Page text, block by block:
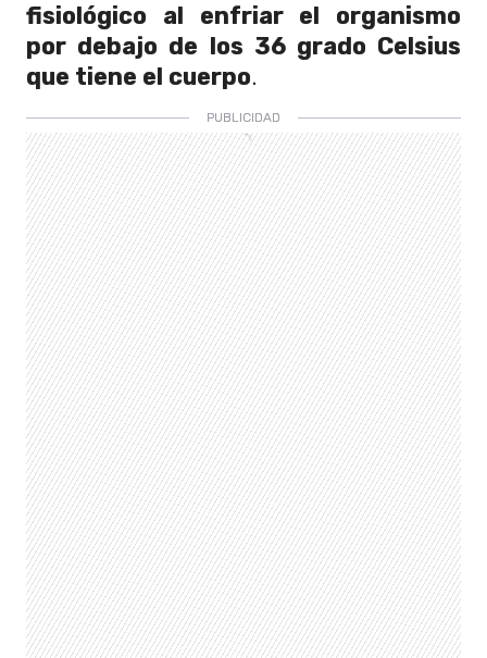
fisiológico al enfriar el organismo
por debajo de los 36 grado Celsius
que tiene el cuerpo.